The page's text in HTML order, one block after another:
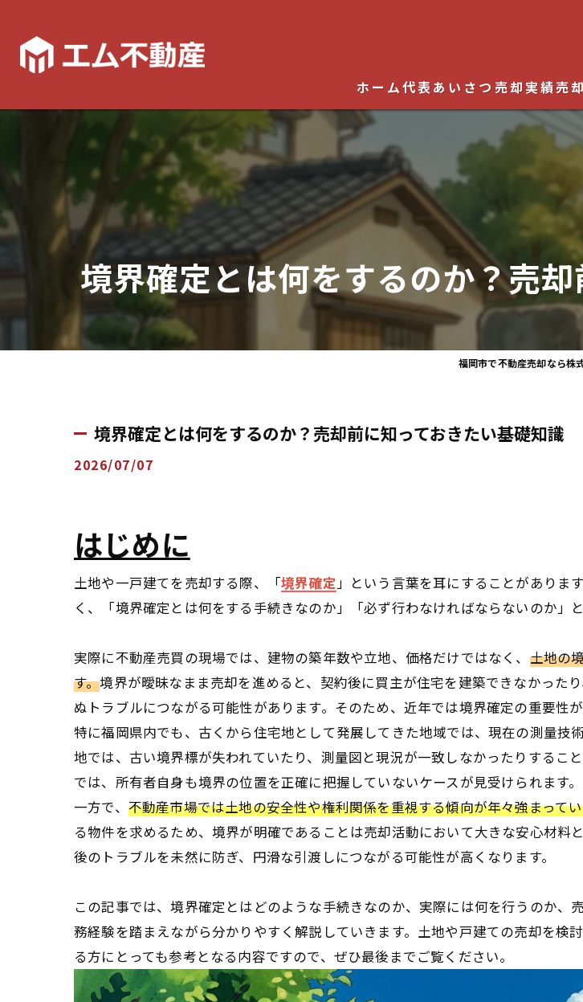
ホーム代表あいさつ売却実績売
境界確定とは何をするのか？売
福岡市で不動産売却なら株
境界確定とは何をするのか？売却前に知っておきたい基礎知識
2026/07/07
はじめに
土地や一戸建てを売却する際、「境界確定」という言葉を耳にすることがありま
く、「境界確定とは何をする手続きなのか」「必ず行わなければならないのか」
実際に不動産売買の現場では、建物の築年数や立地、価格だけではなく、 土地の
す。境界が曖昧なまま売却を進めると、契約後に買主が住宅を建築できなかった
ぬトラブルにつながる可能性があります。そのため、近年では境界確定の重要性
特に福岡県内でも、古くから住宅地として発展してきた地域では、現在の測量
地では、古い境界標が失われていたり、測量図と現況が一致しなかったりするこ
では、所有者自身も境界の位置を正確に把握していないケースが見受けられます。
一方で、 不動産市場では土地の安全性や権利関係を重視する傾向が年々強まって
る物件を求めるため、境界が明確であることは売却活動において大きな安心材
後のトラブルを未然に防ぎ、円滑な引渡しにつながる可能性が高くなります。
この記事では、境界確定とはどのような手続きなのか、実際には何を行うのか
務経験を踏まえながら分かりやすく解説していきます。土地や戸建ての売却を検
る方にとっても参考となる内容ですので、ぜひ最後までご覧ください。